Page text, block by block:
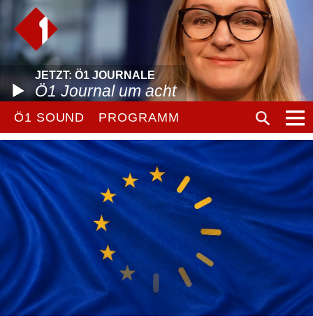
JETZT: Ö1 JOURNALE
Ö1 Journal um acht
Ö1 SOUND PROGRAMM